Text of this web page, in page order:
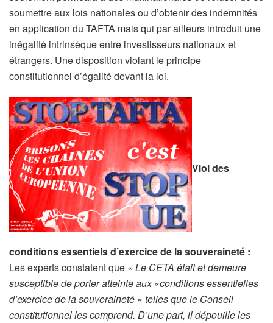
soumettre aux lois nationales ou d’obtenir des indemnités
en application du TAFTA mais qui par ailleurs introduit une
inégalité intrinsèque entre investisseurs nationaux et
étrangers. Une disposition violant le principe
constitutionnel d’égalité devant la loi.
Viol des
conditions essentiels d’exercice de la souveraineté :
Les experts constatent que « Le CETA était et demeure
susceptible de porter atteinte aux «conditions essentielles
d’exercice de la souveraineté » telles que le Conseil
constitutionnel les comprend. D’une part, il dépouille les